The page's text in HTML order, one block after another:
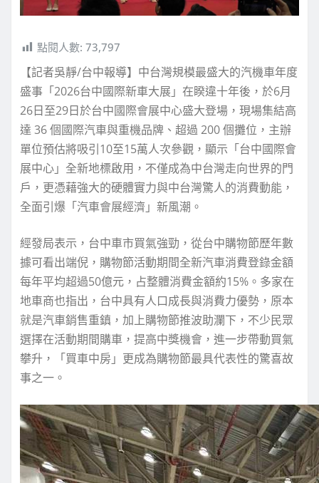
點閱人數: 73,797
【記者吳靜/台中報導】中台灣規模最盛大的汽機車年度
盛事「2026台中國際新車大展」在睽違十年後，於6月
26日至29日於台中國際會展中心盛大登場，現場集結高
達 36 個國際汽車與重機品牌、超過 200 個攤位，主辦
單位預估將吸引10至15萬人次參觀，顯示「台中國際會
展中心」全新地標啟用，不僅成為中台灣走向世界的門
戶，更憑藉強大的硬體實力與中台灣驚人的消費動能，
全面引爆「汽車會展經濟」新風潮。
經發局表示，台中車市買氣強勁，從台中購物節歷年數
據可看出端倪，購物節活動期間全新汽車消費登錄金額
每年平均超過50億元，占整體消費金額約15%。多家在
地車商也指出，台中具有人口成長與消費力優勢，原本
就是汽車銷售重鎮，加上購物節推波助瀾下，不少民眾
選擇在活動期間購車，提高中獎機會，進一步帶動買氣
攀升，「買車中房」更成為購物節最具代表性的驚喜故
事之一。